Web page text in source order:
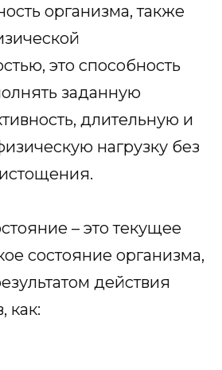
организма, также
это способность
заданную
длительную и
нагрузку без
– это текущее
состояние организма,
действия
как: